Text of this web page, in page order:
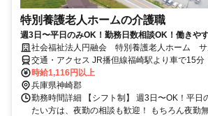
特別養護老人ホームの介護職
週3日〜平日のみOK！勤務日数相談OK！働きや
社会福祉法人円融会 特別養護老人ホーム サ
交通・アクセス JR播但線福崎駅より車で15分
より大貫経由北条行き「南大貫」バス停徒歩5分
時給1,116円以上
兵庫県神崎郡
勤務時間詳細 【シフト制】 週3日〜OK！平日
たい方は、夜勤の相談も歓迎！ もちろん夜勤